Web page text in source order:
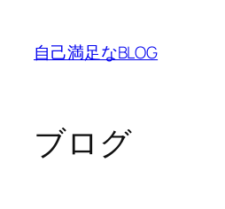
自己満足なBLOG
ブログ